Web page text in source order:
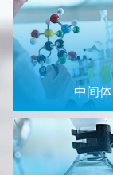
中间体